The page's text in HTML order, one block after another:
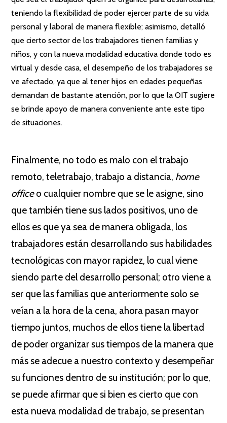
teniendo la flexibilidad de poder ejercer parte de su vida
personal y laboral de manera flexible; asimismo, detalló
que cierto sector de los trabajadores tienen familias y
niños, y con la nueva modalidad educativa donde todo es
virtual y desde casa, el desempeño de los trabajadores se
ve afectado, ya que al tener hijos en edades pequeñas
demandan de bastante atención, por lo que la OIT sugiere
se brinde apoyo de manera conveniente ante este tipo
de situaciones.
Finalmente, no todo es malo con el trabajo
remoto, teletrabajo, trabajo a distancia, home
officeo cualquier nombre que se le asigne, sino
que también tiene sus lados positivos, uno de
ellos es que ya sea de manera obligada, los
trabajadores están desarrollando sus habilidades
tecnológicas con mayor rapidez, lo cual viene
siendo parte del desarrollo personal; otro viene a
ser que las familias que anteriormente solo se
veían a la hora de la cena, ahora pasan mayor
tiempo juntos, muchos de ellos tiene la libertad
de poder organizar sus tiempos de la manera que
más se adecue a nuestro contexto y desempeñar
su funciones dentro de su institución; por lo que,
se puede afirmar que si bien es cierto que con
esta nueva modalidad de trabajo, se presentan